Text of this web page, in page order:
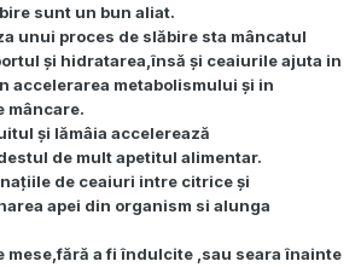
sunt un bun aliat.
unui proces de slăbire sta mâncatul
și hidratarea,însă și ceaiurile ajuta in
accelerarea metabolismului și in
mâncare.
și lămâia accelerează
de mult apetitul alimentar.
de ceaiuri intre citrice și
apei din organism si alunga
mese,fără a fi îndulcite ,sau seara înainte